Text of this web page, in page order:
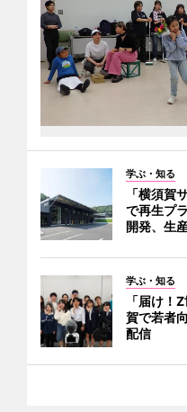
学ぶ・知る
「横須賀
で再生プ
開発、生
学ぶ・知る
「届け
賀で若者
配信